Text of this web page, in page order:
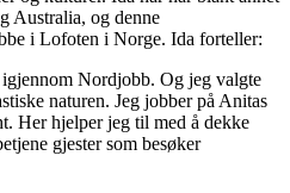
Australia, og denne
i Lofoten i Norge. Ida forteller:
Nordjobb. Og jeg valgte
naturen. Jeg jobber på Anitas
Her hjelper jeg til med å dekke
gjester som besøker